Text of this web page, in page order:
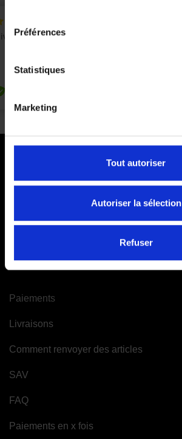
Préférences
Statistiques
Marketing
Tout autoriser
Autoriser la sélection
Refuser
PAIEMENTS SÉCURISÉS
Paiements
Livraisons
Comment renvoyer des articles
SAV
FAQ
Paiements en x fois